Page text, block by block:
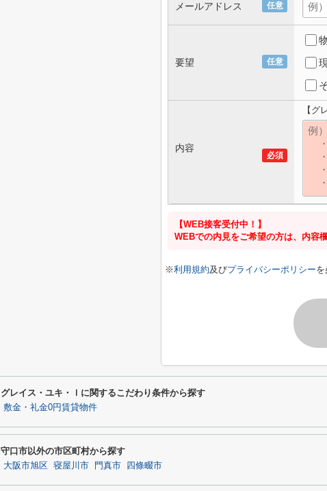
任意
メールアドレス
任意
要望
必須
内容
【グ
【WEB接客受付中！】
WEBでの内見をご希望の方は、内容
※利用規約及びプライバシーポリシー
グレイス・ユキ・ｌに関するこだわり条件から探す
敷金・礼金0円賃貸物件
守口市以外の市区町村から探す
大阪市旭区 寝屋川市 門真市 四條畷市